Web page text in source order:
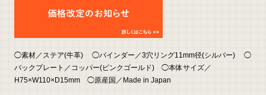
◯素材／ステア(牛革) ◯バインダー／3穴リング11mm径(シルバー) ◯
バックプレート／コッパー(ピンクゴールド) ◯本体サイズ／
H75×W110×D15mm ◯原産国／Made in Japan